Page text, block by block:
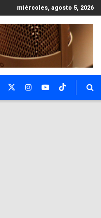
miércoles, agosto 5, 2026